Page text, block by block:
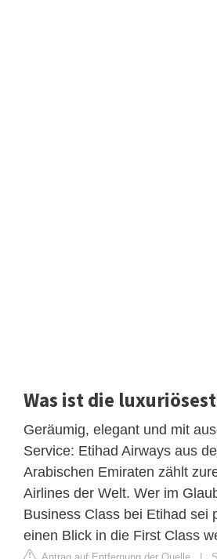
Was ist die
Geräumig, elegant und mit
Service: Etihad Airways aus
Arabischen Emiraten zählt
Airlines der Welt. Wer im
Business Class bei Etihad sei
einen Blick in die First Class